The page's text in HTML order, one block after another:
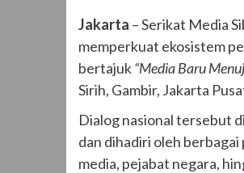
Jakarta – Serikat Media
memperkuat ekosistem
bertajuk“Media Baru
Sirih, Gambir, Jakarta
Dialog nasional tersebut
dan dihadiri oleh
media, pejabat negara,